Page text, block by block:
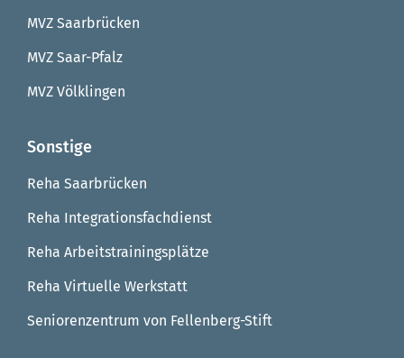
MVZ Saarbrücken
MVZ Saar-Pfalz
MVZ Völklingen
Sonstige
Reha Saarbrücken
Reha Integrationsfachdienst
Reha Arbeitstrainingsplätze
Reha Virtuelle Werkstatt
Seniorenzentrum von Fellenberg-Stift